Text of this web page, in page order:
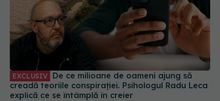
EXCLUSIV
creadă teoriile conspirației. Psihologul Radu Leca
explică ce se întâmplă în creier